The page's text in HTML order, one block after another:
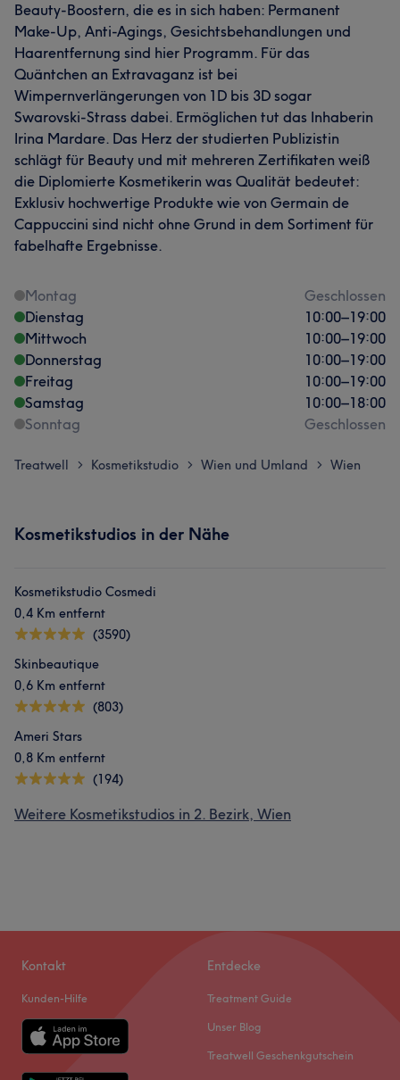
Beauty-Boostern, die es in sich haben: Permanent
Make-Up, Anti-Agings, Gesichtsbehandlungen und
Haarentfernung sind hier Programm. Für das
Quäntchen an Extravaganz ist bei
Wimpernverlängerungen von 1D bis 3D sogar
Swarovski-Strass dabei. Ermöglichen tut das Inhaberin
Irina Mardare. Das Herz der studierten Publizistin
schlägt für Beauty und mit mehreren Zertifikaten weiß
die Diplomierte Kosmetikerin was Qualität bedeutet:
Exklusiv hochwertige Produkte wie von Germain de
Cappuccini sind nicht ohne Grund in dem Sortiment für
fabelhafte Ergebnisse.
Montag
Geschlossen
Dienstag
10:00–19:00
Mittwoch
10:00–19:00
Donnerstag
10:00–19:00
Freitag
10:00–19:00
Samstag
10:00–18:00
Sonntag
Geschlossen
Treatwell > Kosmetikstudio > Wien und Umland > Wien
Kosmetikstudios in der Nähe
Kosmetikstudio Cosmedi
0,4 Km entfernt
(3590)
Skinbeautique
0,6 Km entfernt
(803)
Ameri Stars
0,8 Km entfernt
(194)
Weitere Kosmetikstudios in 2. Bezirk, Wien
Kontakt
Kunden-Hilfe
Entdecke
Treatment Guide
Unser Blog
Treatwell Geschenkgutschein